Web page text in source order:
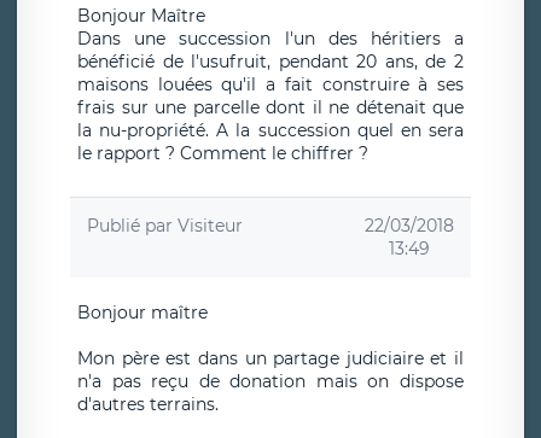
Bonjour Maître
Dans une succession l'un des héritiers a
bénéficié de l'usufruit, pendant 20 ans, de 2
maisons louées qu'il a fait construire à ses
frais sur une parcelle dont il ne détenait que
la nu-propriété. A la succession quel en sera
le rapport ? Comment le chiffrer ?
Publié par Visiteur
22/03/2018
13:49
Bonjour maître
Mon père est dans un partage judiciaire et il
n'a pas reçu de donation mais on dispose
d'autres terrains.